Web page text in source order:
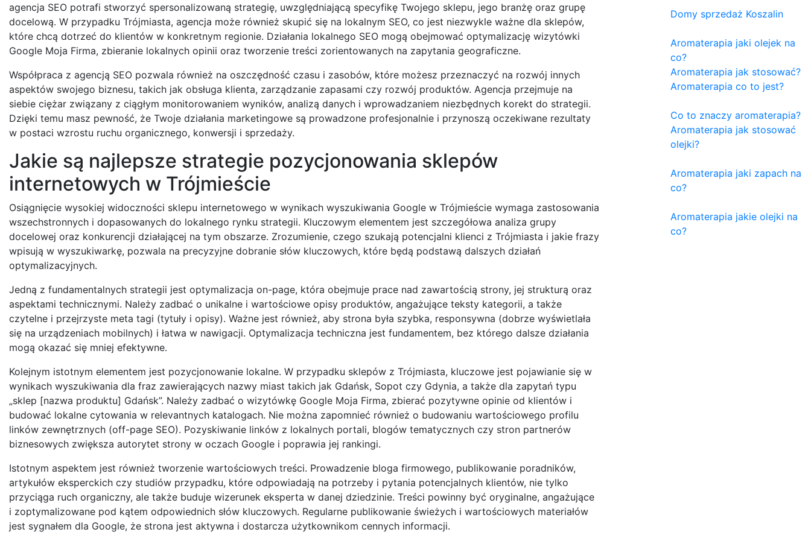
agencja SEO potrafi stworzyć spersonalizowaną strategię, uwzględniającą specyfikę Twojego sklepu, jego branżę oraz grupę
docelową. W przypadku Trójmiasta, agencja może również skupić się na lokalnym SEO, co jest niezwykle ważne dla sklepów,
które chcą dotrzeć do klientów w konkretnym regionie. Działania lokalnego SEO mogą obejmować optymalizację wizytówki
Google Moja Firma, zbieranie lokalnych opinii oraz tworzenie treści zorientowanych na zapytania geograficzne.
Współpraca z agencją SEO pozwala również na oszczędność czasu i zasobów, które możesz przeznaczyć na rozwój innych
aspektów swojego biznesu, takich jak obsługa klienta, zarządzanie zapasami czy rozwój produktów. Agencja przejmuje na
siebie ciężar związany z ciągłym monitorowaniem wyników, analizą danych i wprowadzaniem niezbędnych korekt do strategii.
Dzięki temu masz pewność, że Twoje działania marketingowe są prowadzone profesjonalnie i przynoszą oczekiwane rezultaty
w postaci wzrostu ruchu organicznego, konwersji i sprzedaży.
Jakie są najlepsze strategie pozycjonowania sklepów
internetowych w Trójmieście
Osiągnięcie wysokiej widoczności sklepu internetowego w wynikach wyszukiwania Google w Trójmieście wymaga zastosowania
wszechstronnych i dopasowanych do lokalnego rynku strategii. Kluczowym elementem jest szczegółowa analiza grupy
docelowej oraz konkurencji działającej na tym obszarze. Zrozumienie, czego szukają potencjalni klienci z Trójmiasta i jakie frazy
wpisują w wyszukiwarkę, pozwala na precyzyjne dobranie słów kluczowych, które będą podstawą dalszych działań
optymalizacyjnych.
Jedną z fundamentalnych strategii jest optymalizacja on-page, która obejmuje prace nad zawartością strony, jej strukturą oraz
aspektami technicznymi. Należy zadbać o unikalne i wartościowe opisy produktów, angażujące teksty kategorii, a także
czytelne i przejrzyste meta tagi (tytuły i opisy). Ważne jest również, aby strona była szybka, responsywna (dobrze wyświetlała
się na urządzeniach mobilnych) i łatwa w nawigacji. Optymalizacja techniczna jest fundamentem, bez którego dalsze działania
mogą okazać się mniej efektywne.
Kolejnym istotnym elementem jest pozycjonowanie lokalne. W przypadku sklepów z Trójmiasta, kluczowe jest pojawianie się w
wynikach wyszukiwania dla fraz zawierających nazwy miast takich jak Gdańsk, Sopot czy Gdynia, a także dla zapytań typu
„sklep [nazwa produktu] Gdańsk”. Należy zadbać o wizytówkę Google Moja Firma, zbierać pozytywne opinie od klientów i
budować lokalne cytowania w relevantnych katalogach. Nie można zapomnieć również o budowaniu wartościowego profilu
linków zewnętrznych (off-page SEO). Pozyskiwanie linków z lokalnych portali, blogów tematycznych czy stron partnerów
biznesowych zwiększa autorytet strony w oczach Google i poprawia jej rankingi.
Istotnym aspektem jest również tworzenie wartościowych treści. Prowadzenie bloga firmowego, publikowanie poradników,
artykułów eksperckich czy studiów przypadku, które odpowiadają na potrzeby i pytania potencjalnych klientów, nie tylko
przyciąga ruch organiczny, ale także buduje wizerunek eksperta w danej dziedzinie. Treści powinny być oryginalne, angażujące
i zoptymalizowane pod kątem odpowiednich słów kluczowych. Regularne publikowanie świeżych i wartościowych materiałów
jest sygnałem dla Google, że strona jest aktywna i dostarcza użytkownikom cennych informacji.
Domy sprzedaż Koszalin
Aromaterapia jaki olejek na
co?
Aromaterapia jak stosować?
Aromaterapia co to jest?
Co to znaczy aromaterapia?
Aromaterapia jak stosować
olejki?
Aromaterapia jaki zapach na
co?
Aromaterapia jakie olejki na
co?